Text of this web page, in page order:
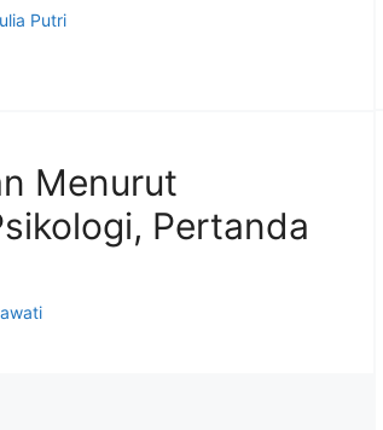
Putri
Menurut
Pertanda